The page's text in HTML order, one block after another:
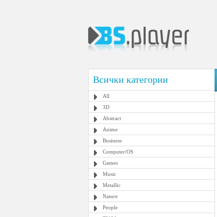
Всички категории
All
3D
Abstract
Anime
Business
Computer/OS
Games
Music
Metallic
Nature
People